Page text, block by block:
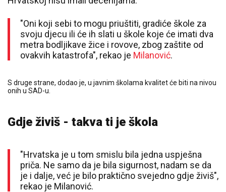
"Oni koji sebi to mogu priuštiti, gradiće škole za
svoju djecu ili će ih slati u škole koje će imati dva
metra bodljikave žice i rovove, zbog zaštite od
ovakvih katastrofa", rekao je Milanović.
S druge strane, dodao je, u javnim školama kvalitet će biti na nivou
onih u SAD-u.
Gdje živiš - takva ti je škola
"Hrvatska je u tom smislu bila jedna uspješna
priča. Ne samo da je bila sigurnost, nadam se da
je i dalje, već je bilo praktično svejedno gdje živiš",
rekao je Milanović.